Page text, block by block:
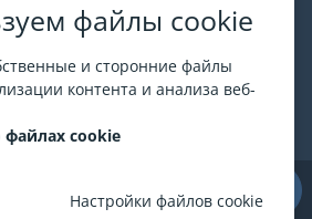
файлы cookie
и сторонние файлы
контента и анализа веб-
cookie
Настройки файлов cookie
афиша Киева и других
билеты продаются официально. Мы
с кассами.